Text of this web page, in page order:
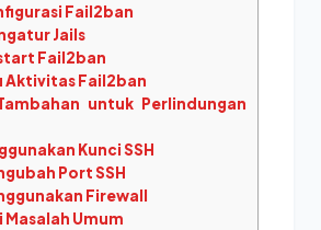
Fail2ban
Jails
Fail2ban
Aktivitas Fail2ban
untuk Perlindungan
Kunci SSH
Port SSH
Firewall
Masalah Umum